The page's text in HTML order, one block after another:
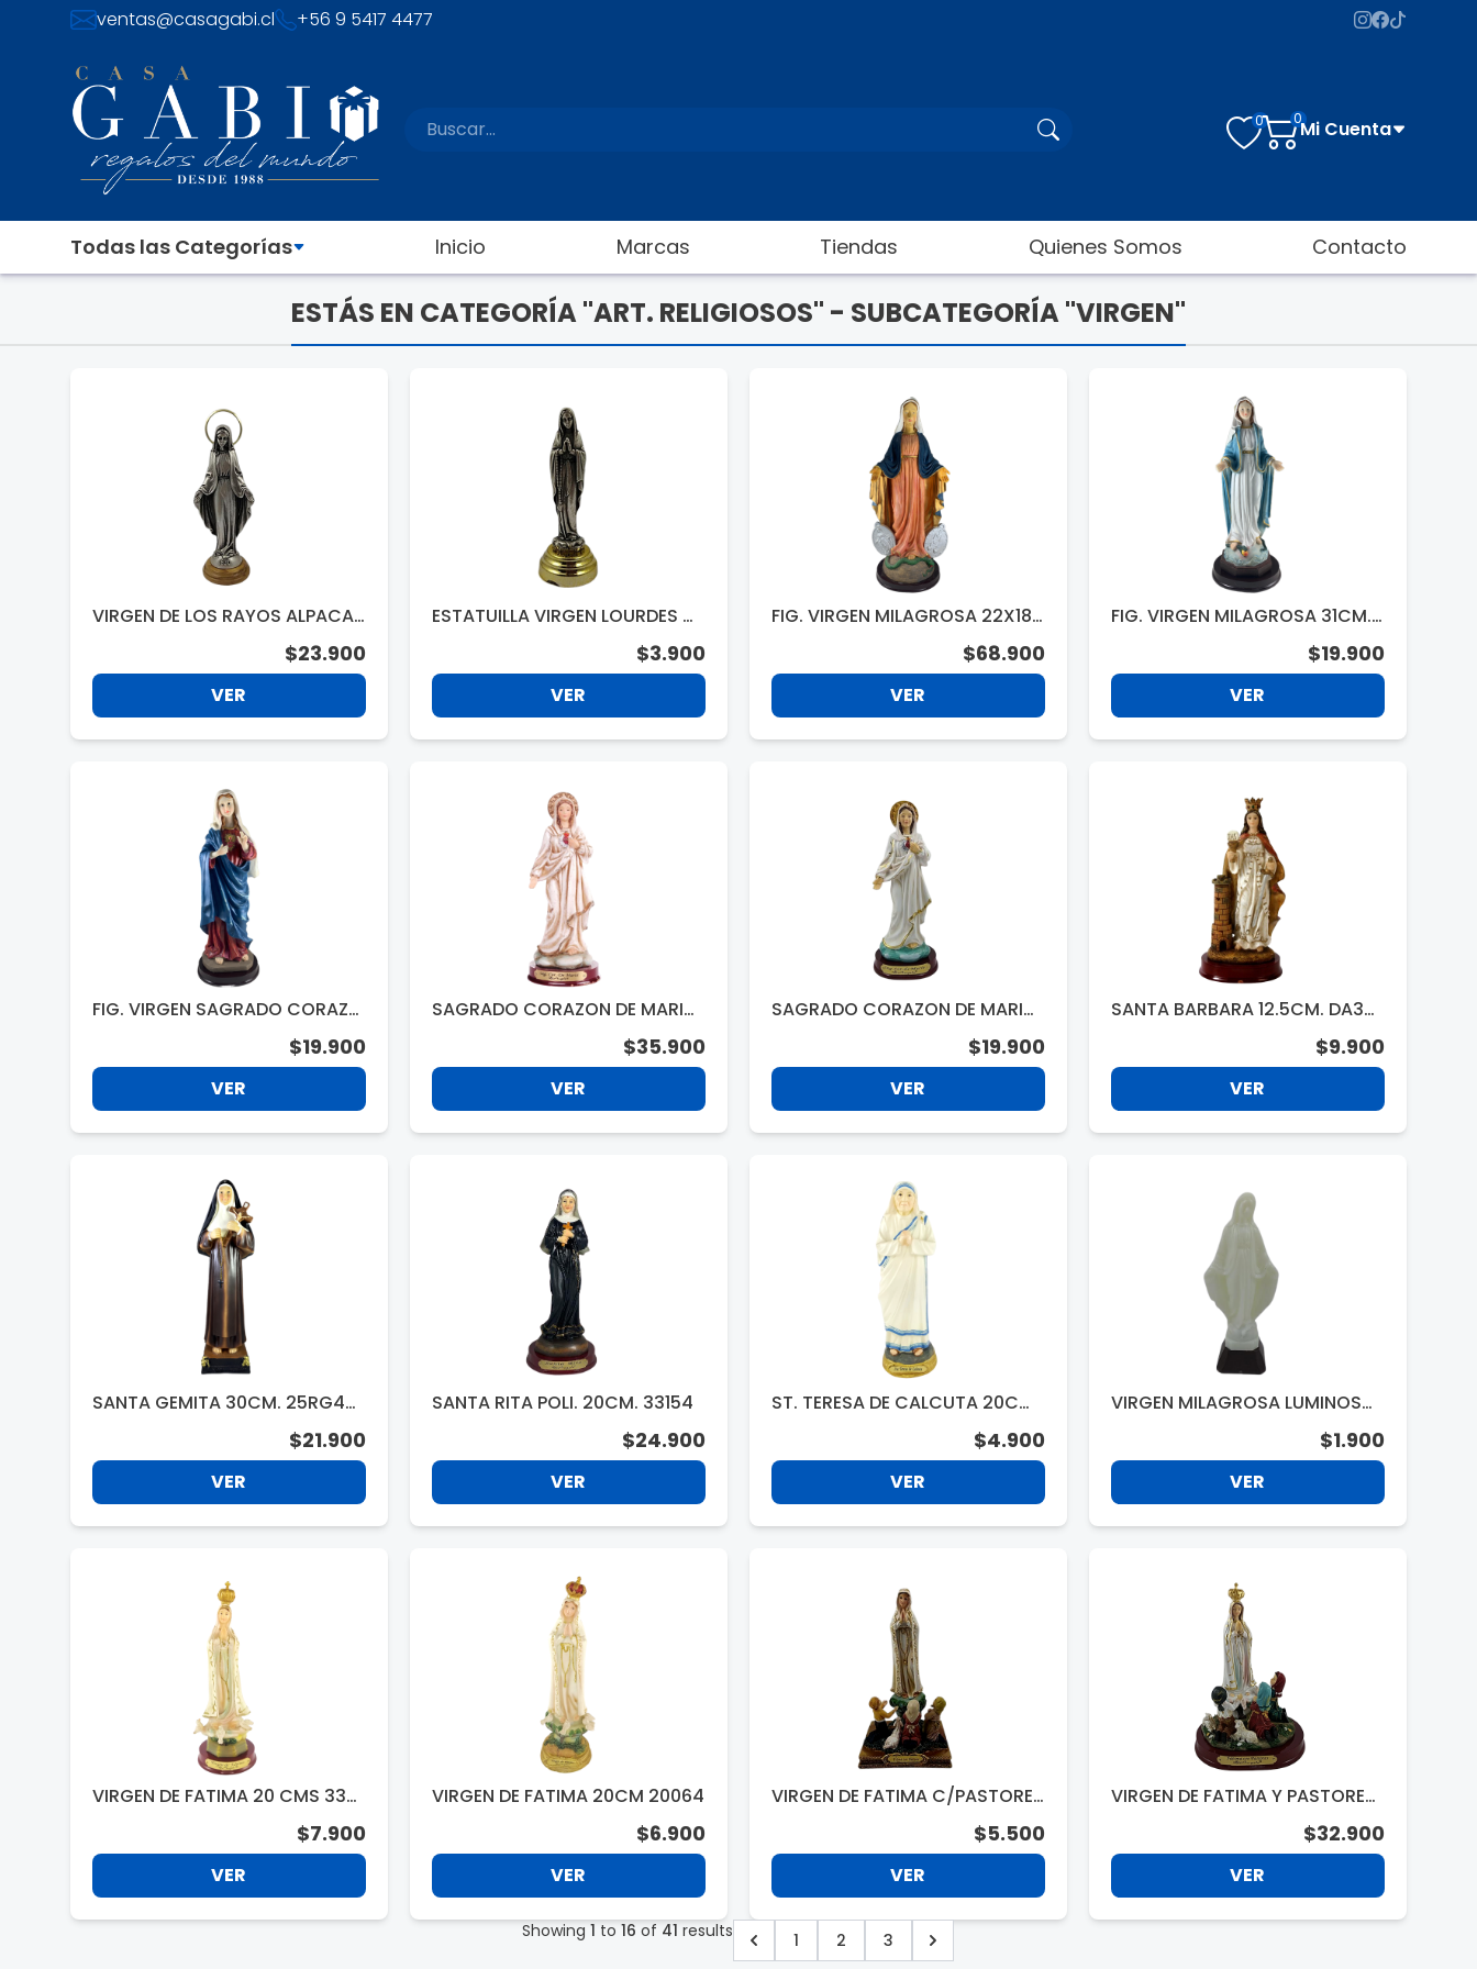
ventas@casagabi.cl +56 9 5417 4477
0 0Mi Cuenta
Todas las Categorías Inicio Marcas Tiendas Quienes Somos Contacto
ESTÁS EN CATEGORÍA "ART. RELIGIOSOS" - SUBCATEGORÍA "VIRGEN"
VIRGEN DE LOS RAYOS ALPACA 1
$23.900
VER
ESTATUILLA VIRGEN LOURDES M
$3.900
VER
FIG. VIRGEN MILAGROSA 22X18X
$68.900
VER
FIG. VIRGEN MILAGROSA 31CM.
$19.900
VER
FIG. VIRGEN SAGRADO CORAZO
N DE MARIA 31CM. C29112R6$19.900
VER
SAGRADO CORAZON DE MARIA
$35.900
VER
SAGRADO CORAZON DE MARIA
$19.900
VER
SANTA BARBARA 12.5CM. DA331
$9.900
VER
SANTA GEMITA 30CM. 25RG43
$21.900
VER
SANTA RITA POLI. 20CM. 33154
$24.900
VER
ST. TERESA DE CALCUTA 20CM.
$4.900
VER
VIRGEN MILAGROSA LUMINOSA
$1.900
VER
VIRGEN DE FATIMA 20 CMS 330
$7.900
VER
VIRGEN DE FATIMA 20CM 20064
$6.900
VER
VIRGEN DE FATIMA C/PASTORES
$5.500
VER
VIRGEN DE FATIMA Y PASTORES
$32.900
VER
Showing1 to16 of 41 results 1 2 3